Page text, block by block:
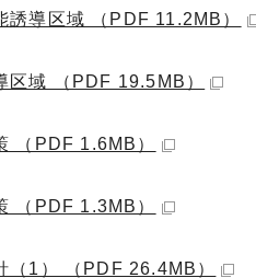
誘導区域 （PDF 11.2MB）
区域 （PDF 19.5MB）
（PDF 1.6MB）
（PDF 1.3MB）
（1） （PDF 26.4MB）